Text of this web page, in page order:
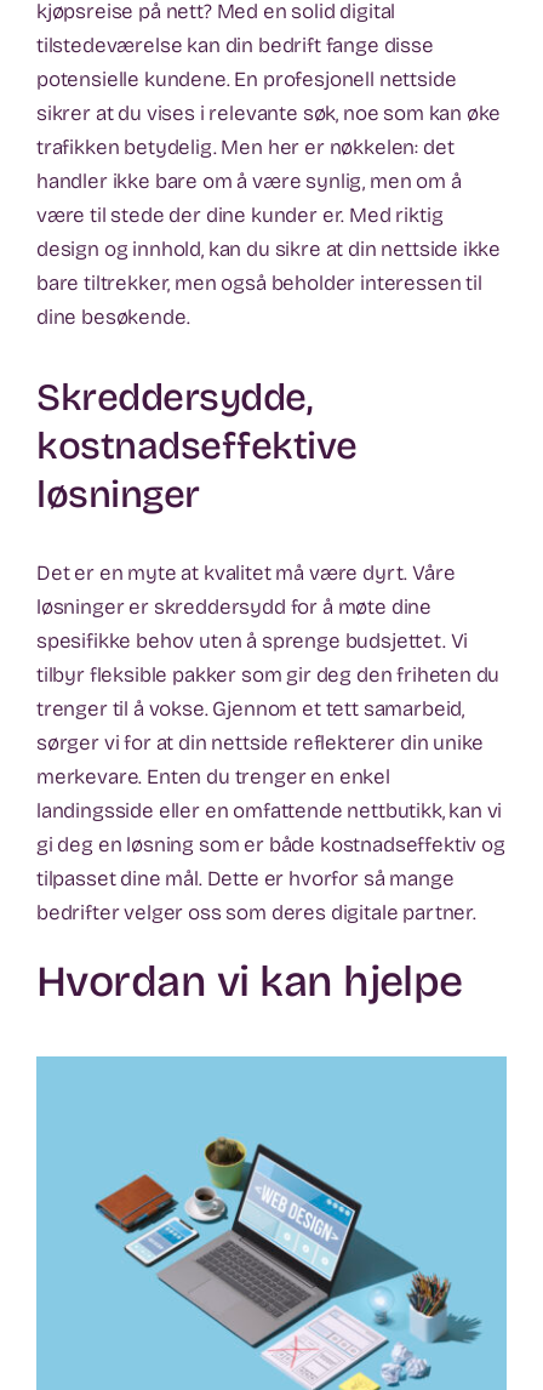
kjøpsreise på nett? Med en solid digital
tilstedeværelse kan din bedrift fange disse
potensielle kundene. En profesjonell nettside
sikrer at du vises i relevante søk, noe som kan øke
trafikken betydelig. Men her er nøkkelen: det
handler ikke bare om å være synlig, men om å
være til stede der dine kunder er. Med riktig
design og innhold, kan du sikre at din nettside ikke
bare tiltrekker, men også beholder interessen til
dine besøkende.
Skreddersydde,
kostnadseffektive
løsninger
Det er en myte at kvalitet må være dyrt. Våre
løsninger er skreddersydd for å møte dine
spesifikke behov uten å sprenge budsjettet. Vi
tilbyr fleksible pakker som gir deg den friheten du
trenger til å vokse. Gjennom et tett samarbeid,
sørger vi for at din nettside reflekterer din unike
merkevare. Enten du trenger en enkel
landingsside eller en omfattende nettbutikk, kan vi
gi deg en løsning som er både kostnadseffektiv og
tilpasset dine mål. Dette er hvorfor så mange
bedrifter velger oss som deres digitale partner.
Hvordan vi kan hjelpe